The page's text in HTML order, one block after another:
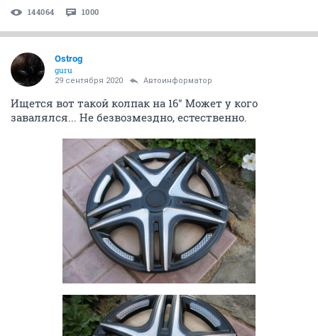
144064 1000
Ostrog
guru
29 сентября 2020 Автоинформатор
Ищется вот такой колпак на 16" Может у кого
завалялся... Не безвозмездно, естественно.